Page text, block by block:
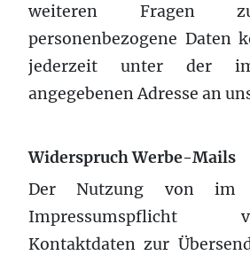
weiteren Fragen
personenbezogene Daten
jederzeit unter der
angegebenen Adresse an
Widerspruch Werbe-Mails
Der Nutzung von im
Impressumspflicht
Kontaktdaten zur